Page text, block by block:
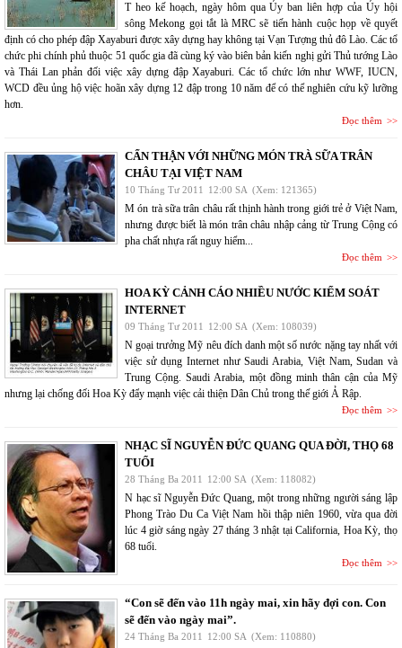
T heo kế hoạch, ngày hôm qua Ủy ban liên hợp của Ủy hội
sông Mekong gọi tắt là MRC sẽ tiến hành cuộc họp về quyết
định có cho phép đập Xayaburi được xây dựng hay không tại Vạn Tượng thủ đô Lào. Các tổ
chức phi chính phủ thuộc 51 quốc gia đã cùng ký vào biên bản kiến nghị gửi Thủ tướng Lào
và Thái Lan phản đối việc xây dựng đập Xayaburi. Các tổ chức lớn như WWF, IUCN,
WCD đều ủng hộ việc hoãn xây dựng 12 đập trong 10 năm để có thể nghiên cứu kỹ lưỡng
hơn.
Đọc thêm
CẨN THẬN VỚI NHỮNG MÓN TRÀ SỮA TRÂN
CHÂU TẠI VIỆT NAM
10 Tháng Tư 2011 12:00 SA (Xem: 121365)
M ón trà sữa trân châu rất thịnh hành trong giới trẻ ở Việt Nam,
nhưng được biết là món trân châu nhập cảng từ Trung Cộng có
pha chất nhựa rất nguy hiểm...
Đọc thêm
HOA KỲ CẢNH CÁO NHIỀU NƯỚC KIỂM SOÁT
INTERNET
09 Tháng Tư 2011 12:00 SA (Xem: 108039)
N goại trưởng Mỹ nêu đích danh một số nước nặng tay nhất với
việc sử dụng Internet như Saudi Arabia, Việt Nam, Sudan và
Trung Cộng. Saudi Arabia, một đồng minh thân cận của Mỹ
nhưng lại chống đối Hoa Kỳ đẩy mạnh việc cải thiện Dân Chủ trong thế giới Ả Rập.
Đọc thêm
NHẠC SĨ NGUYỄN ĐỨC QUANG QUA ĐỜI, THỌ 68
TUỔI
28 Tháng Ba 2011 12:00 SA (Xem: 118082)
N hạc sĩ Nguyễn Đức Quang, một trong những người sáng lập
Phong Trào Du Ca Việt Nam hồi thập niên 1960, vừa qua đời
lúc 4 giờ sáng ngày 27 tháng 3 nhật tại California, Hoa Kỳ, thọ
68 tuổi.
Đọc thêm
“Con sẽ đến vào 11h ngày mai, xin hãy đợi con. Con
sẽ đến vào ngày mai”.
24 Tháng Ba 2011 12:00 SA (Xem: 110880)